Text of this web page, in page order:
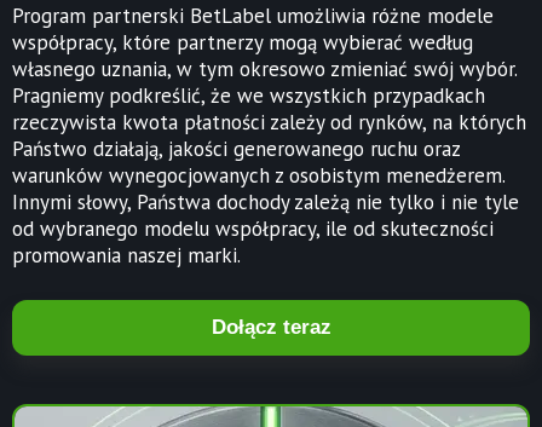
Program partnerski BetLabel umożliwia różne modele
współpracy, które partnerzy mogą wybierać według
własnego uznania, w tym okresowo zmieniać swój wybór.
Pragniemy podkreślić, że we wszystkich przypadkach
rzeczywista kwota płatności zależy od rynków, na których
Państwo działają, jakości generowanego ruchu oraz
warunków wynegocjowanych z osobistym menedżerem.
Innymi słowy, Państwa dochody zależą nie tylko i nie tyle
od wybranego modelu współpracy, ile od skuteczności
promowania naszej marki.
Dołącz teraz